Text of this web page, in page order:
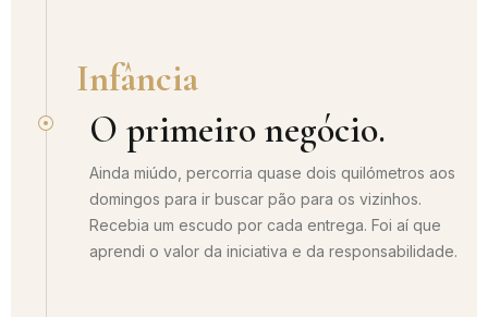
Infância
O primeiro negócio.
Ainda miúdo, percorria quase dois quilómetros aos
domingos para ir buscar pão para os vizinhos.
Recebia um escudo por cada entrega. Foi aí que
aprendi o valor da iniciativa e da responsabilidade.